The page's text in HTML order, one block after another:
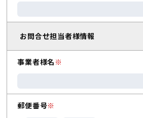
お問合せ担当者様情報
事業者様名 ※
郵便番号※